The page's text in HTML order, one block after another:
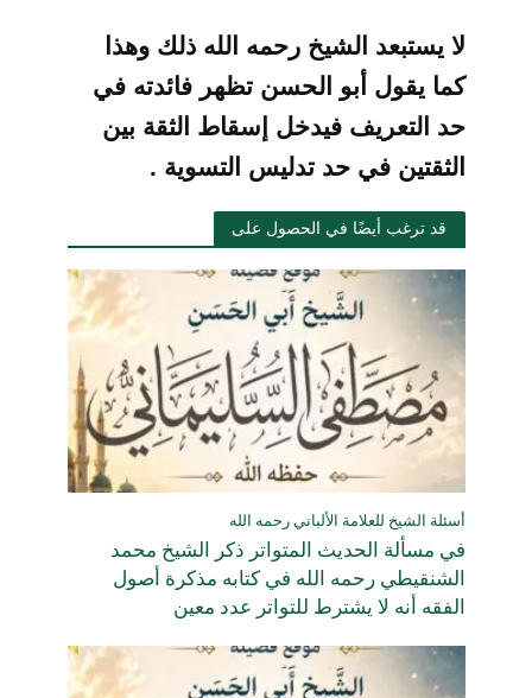
لا يستبعد الشيخ رحمه الله ذلك وهذا
كما يقول أبو الحسن تظهر فائدته في
حد التعريف فيدخل إسقاط الثقة بين
الثقتين في حد تدليس التسوية .
قد ترغب أيضًا في الحصول على
أسئلة الشيخ للعلامة الألباني رحمه الله
في مسألة الحديث المتواتر ذكر الشيخ محمد
الشنقيطي رحمه الله في كتابه مذكرة أصول
الفقه أنه لا يشترط للتواتر عدد معين